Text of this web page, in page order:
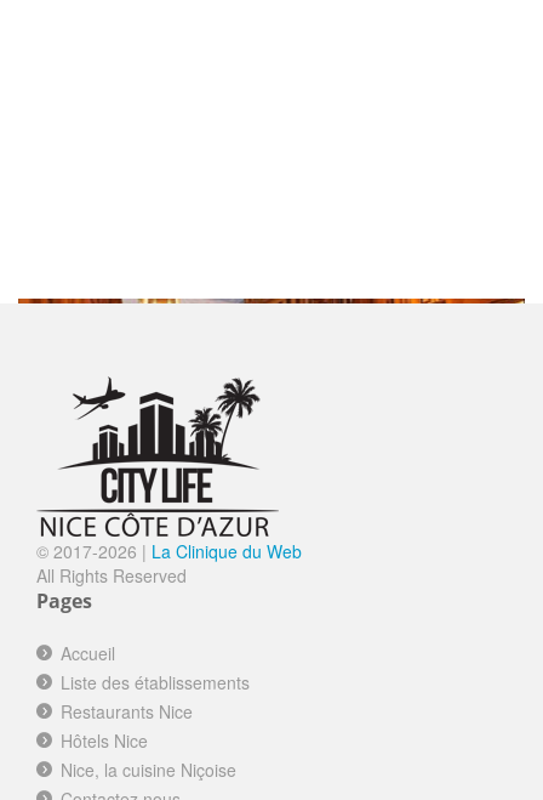
SORTIR
LA PETITE MAISON
Nice le Vieux Nice
LA MERENDA
Nice le Vieux Nice
Nice le Vieux Nice
WESTMINSTER HÔTEL&SPA NICE
****
Nice la Promenade des Anglais
LA RÉSERVE DE NICE
© 2017-2026 | La Clinique du Web
All Rights Reserved
Pages
Accueil
Liste des établissements
Restaurants Nice
Hôtels Nice
Nice, la cuisine Niçoise